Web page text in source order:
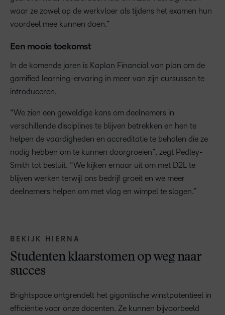
waar ze zowel op de werkvloer als tijdens het examen hun
voordeel mee kunnen doen.”
Een mooie toekomst
In de komende jaren is Kaplan Financial van plan om de
gamified learning-ervaring in meer van zijn cursussen te
introduceren.
“We zien een geweldige kans om deelnemers in
verschillende disciplines te blijven betrekken en hen te
helpen de vaardigheden en accreditatie te behalen die ze
nodig hebben om te kunnen doorgroeien”, zegt Pedley-
Smith tot besluit. “We kijken ernaar uit om met D2L te
blijven werken terwijl ons bedrijf groeit en we meer
deelnemers helpen om met vlag en wimpel te slagen.”
BEKIJK HIERNA
Studenten klaarstomen op weg naar
succes
Brightspace ontgrendelt het gigantische winstpotentieel in
efficiëntie voor onze docenten. Ze kunnen bijvoorbeeld